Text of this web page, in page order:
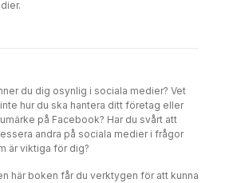
du dig osynlig i sociala medier? Vet
hur du ska hantera ditt företag eller
på Facebook? Har du svårt att
andra på sociala medier i frågor
är viktiga för dig?
här boken får du verktygen för att kunna